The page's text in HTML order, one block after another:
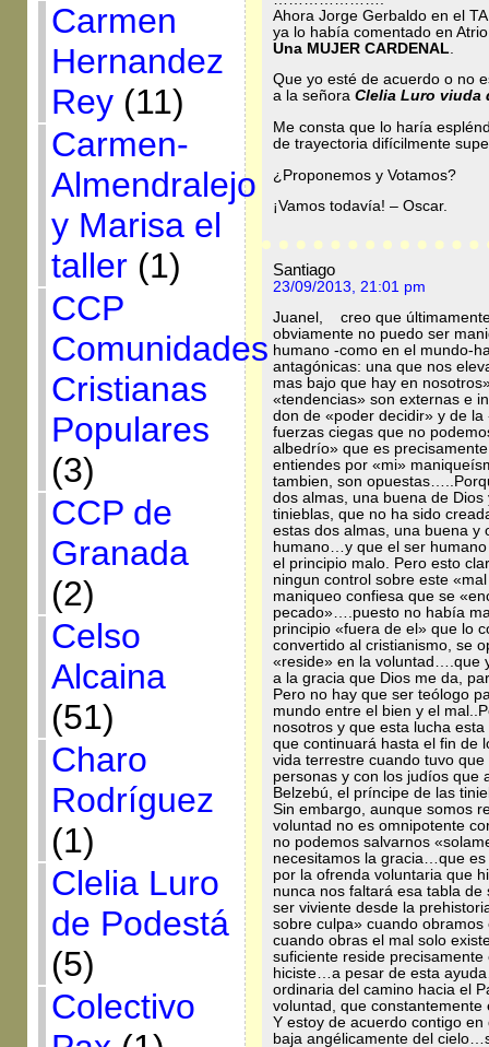
Carmen
Hernandez
Rey(11)
Carmen-
Almendralejo
y Marisa el
taller(1)
CCP
Comunidades
Cristianas
Populares
(3)
CCP de
Granada
(2)
Celso
Alcaina
(51)
Charo
Rodríguez
(1)
Clelia Luro
de Podestá
(5)
Colectivo
Ahora Jorge Gerbaldo en el
ya lo había comentado en
Una MUJER CARDENAL
Que yo esté de acuerdo o no
a la señora Clelia Luro viuda
Me consta que lo haría
de trayectoria difícilmente
¿Proponemos y Votamos?
¡Vamos todavía! – Oscar.
Santiago
23/09/2013, 21:01 pm
Juanel, creo que
obviamente no puedo ser
humano -como en el mundo-
antagónicas: una que nos
mas bajo que hay en
«tendencias» son externas e
don de «poder decidir» y de
fuerzas ciegas que no
albedrío» que es
entiendes por «mi»
tambien, son
dos almas, una buena de
tinieblas, que no ha sido
estas dos almas, una buena y
humano…y que el ser
el principio malo. Pero esto
ningun control sobre este
maniqueo confiesa que se
pecado»….puesto no había
principio «fuera de el» que lo
convertido al cristianismo, se
«reside» en la voluntad….que
a la gracia que Dios me da,
Pero no hay que ser teólogo
mundo entre el bien y el
nosotros y que esta lucha
que continuará hasta el fin de
vida terrestre cuando tuvo
personas y con los judíos que
Belzebú, el príncipe de las
Sin embargo, aunque somos
voluntad no es omnipotente
no podemos salvarnos
necesitamos la gracia…que
por la ofrenda voluntaria que
nunca nos faltará esa tabla
ser viviente desde la
sobre culpa» cuando
cuando obras el mal solo
suficiente reside
hiciste…a pesar de esta
ordinaria del camino hacia el
voluntad, que constantemente
Y estoy de acuerdo contigo
baja angélicamente del